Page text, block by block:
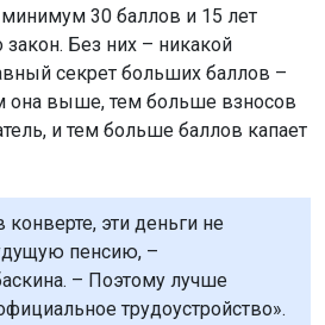
30 баллов и 15 лет
закон. Без них – никакой
секрет больших баллов –
она выше, тем больше взносов
и тем больше баллов капает
конверте, эти деньги не
пенсию, –
– Поэтому лучше
трудоустройство».